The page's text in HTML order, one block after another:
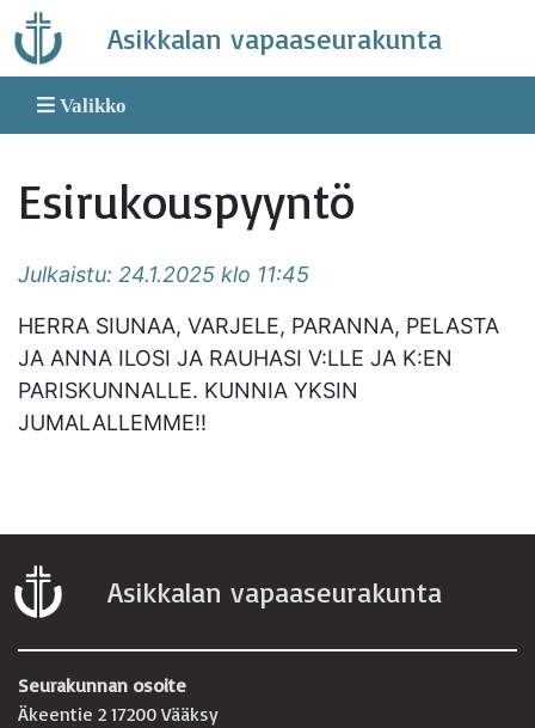
Skip
to
content
Asikkalan vapaaseurakunta
Valikko
Esirukouspyyntö
Julkaistu: 24.1.2025 klo 11:45
HERRA SIUNAA, VARJELE, PARANNA, PELASTA
JA ANNA ILOSI JA RAUHASI V:LLE JA K:EN
PARISKUNNALLE. KUNNIA YKSIN
JUMALALLEMME!!
Asikkalan vapaaseurakunta
Seurakunnan osoite
Äkeentie 2 17200 Vääksy